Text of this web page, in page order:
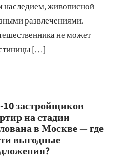
наследием, живописной
развлечениями.
не может
[…]
10 застройщиков
на стадии
в Москве — где
выгодные